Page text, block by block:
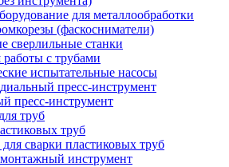
для металлообработки
(фаскосниматели)
сверлильные станки
с трубами
испытательные насосы
пресс-инструмент
пресс-инструмент
труб
труб
сварки пластиковых труб
инструмент